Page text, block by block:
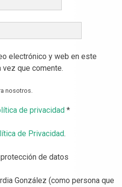
electrónico y web en este
vez que comente.
nosotros.
de privacidad *
de Privacidad.
de datos
González (como persona que